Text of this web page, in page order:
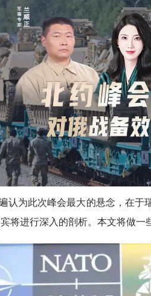
认为此次峰会最大的悬念，在于
将进行深入的剖析。本文将做一